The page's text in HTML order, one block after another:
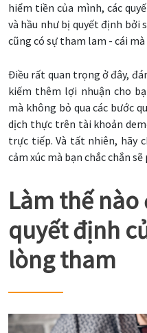
hiểm tiền của mình, các
và hầu như bị quyết định bởi
cũng có sự tham lam - cái
Điều rất quan trọng ở đây,
kiếm thêm lợi nhuận cho
mà không bỏ qua các bước
dịch thực trên tài khoản
trực tiếp. Và tất nhiên, hãy
cảm xúc mà bạn chắc chắn
Làm thế
quyết định
lòng tham